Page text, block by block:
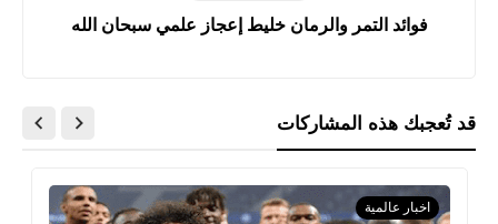
فوائد التمر والرمان خليط إعجاز علمي سبحان الله
قد تُعجبك هذه المشاركات
اخبار عالمية